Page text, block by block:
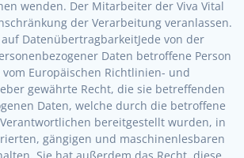
wenden. Der Mitarbeiter der Viva Vital
der Verarbeitung veranlassen.
DatenübertragbarkeitJede von der
Daten betroffene Person
vom Europäischen Richtlinien- und
gewährte Recht, die sie betreffenden
Daten, welche durch die betroffene
bereitgestellt wurden, in
gängigen und maschinenlesbaren